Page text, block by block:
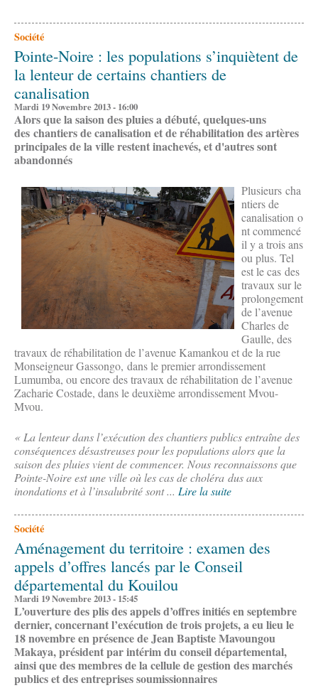
Société
Pointe-Noire : les populations s’inquiètent de
la lenteur de certains chantiers de
canalisation
Mardi 19 Novembre 2013 - 16:00
Alors que la saison des pluies a débuté, quelques-uns
des chantiers de canalisation et de réhabilitation des artères
principales de la ville restent inachevés, et d'autres sont
abandonnés
Plusieurs cha
ntiers de
canalisation o
nt commencé
il y a trois ans
ou plus. Tel
est le cas des
travaux sur le
prolongement
de l’avenue
Charles de
Gaulle, des
travaux de réhabilitation de l’avenue Kamankou et de la rue
Monseigneur Gassongo, dans le premier arrondissement
Lumumba, ou encore des travaux de réhabilitation de l’avenue
Zacharie Costade, dans le deuxième arrondissement Mvou-
Mvou.
« La lenteur dans l’exécution des chantiers publics entraîne des
conséquences désastreuses pour les populations alors que la
saison des pluies vient de commencer. Nous reconnaissons que
Pointe-Noire est une ville où les cas de choléra dus aux
inondations et à l’insalubrité sont ... Lire la suite
Société
Aménagement du territoire : examen des
appels d’offres lancés par le Conseil
départemental du Kouilou
Mardi 19 Novembre 2013 - 15:45
L’ouverture des plis des appels d’offres initiés en septembre
dernier, concernant l’exécution de trois projets, a eu lieu le
18 novembre en présence de Jean Baptiste Mavoungou
Makaya, président par intérim du conseil départemental,
ainsi que des membres de la cellule de gestion des marchés
publics et des entreprises soumissionnaires